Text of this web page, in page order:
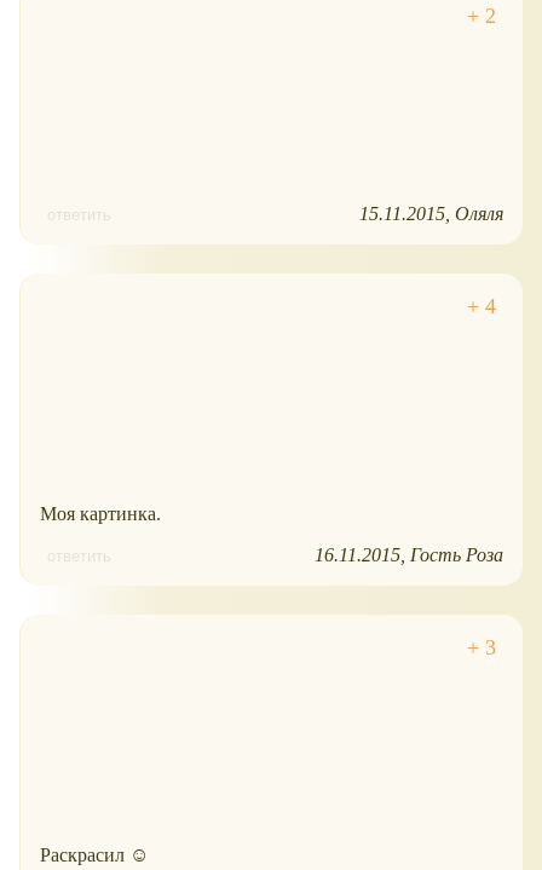
ответить 15.11.2015 Оляля
Моя картинка.
ответить 16.11.2015 Гость Роза
Раскрасил ☺